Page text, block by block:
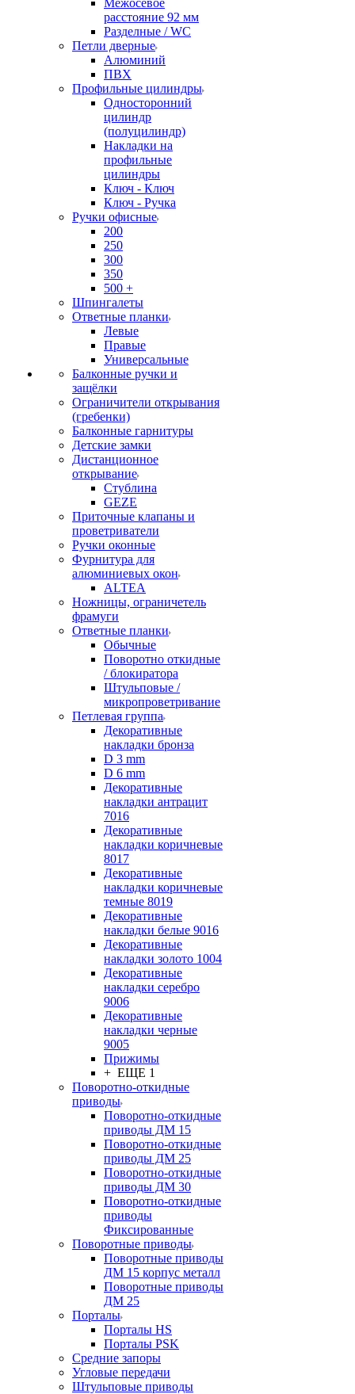
Межосевое
расстояние 92 мм
Разделные / WC
Петли дверные
Алюминий
ПВХ
Профильные цилиндры
Односторонний
цилиндр
(полуцилиндр)
Накладки на
профильные
цилиндры
Ключ - Ключ
Ключ - Ручка
Ручки офисные
200
250
300
350
500 +
Шпингалеты
Ответные планки
Левые
Правые
Универсальные
Балконные ручки и
защёлки
Ограничители открывания
(гребенки)
Балконные гарнитуры
Детские замки
Дистанционное
открывание
Стублина
GEZE
Приточные клапаны и
проветриватели
Ручки оконные
Фурнитура для
алюминиевых окон
ALTEA
Ножницы, ограничетель
фрамуги
Ответные планки
Обычные
Поворотно откидные
/ блокиратора
Штульповые /
микропроветривание
Петлевая группа
Декоративные
накладки бронза
D 3 mm
D 6 mm
Декоративные
накладки антрацит
7016
Декоративные
накладки коричневые
8017
Декоративные
накладки коричневые
темные 8019
Декоративные
накладки белые 9016
Декоративные
накладки золото 1004
Декоративные
накладки серебро
9006
Декоративные
накладки черные
9005
Прижимы
+ ЕЩЕ 1
Поворотно-откидные
приводы
Поворотно-откидные
приводы ДМ 15
Поворотно-откидные
приводы ДМ 25
Поворотно-откидные
приводы ДМ 30
Поворотно-откидные
приводы
Фиксированные
Поворотные приводы
Поворотные приводы
ДМ 15 корпус металл
Поворотные приводы
ДМ 25
Порталы
Порталы HS
Порталы PSK
Средние запоры
Угловые передачи
Штульповые приводы